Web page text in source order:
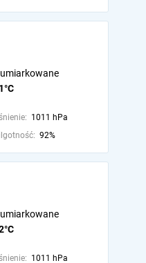
1011 hPa
92%
1011 hPa